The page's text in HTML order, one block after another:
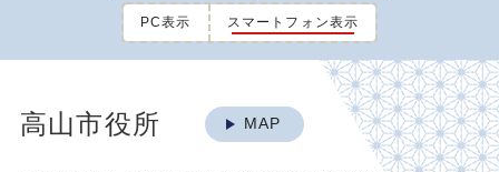
PC表示 スマートフォン表示
高山市役所 MAP